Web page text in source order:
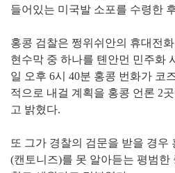
들어있는 미국발 소포를 수령한
홍콩 검찰은 쩡위쉬안의 휴대전
현수막 중 하나를 톈안먼 민주화
일 오후 6시 40분 홍콩 번화가 코
적으로 내걸 계획을 홍콩 언론 2
고 밝혔다.
또 그가 경찰의 검문을 받을 경우
(캔토니즈)를 못 알아듣는 평범한